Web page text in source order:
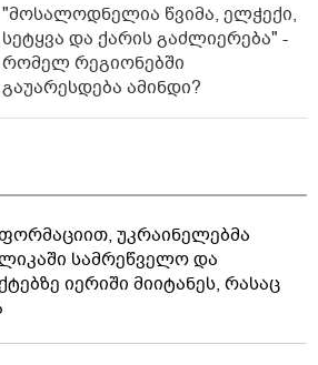
"მოსალოდნელია წვიმა, ელ­ჭე­ქი,
სე­ტყვა და ქა­რის გაძ­ლი­ე­რე­ბა" -
რომელ რეგიონებში
გაუარესდება ამინდი?
უკრაინელებმა
სამრეწველო და
იერიში მიიტანეს, რასაც